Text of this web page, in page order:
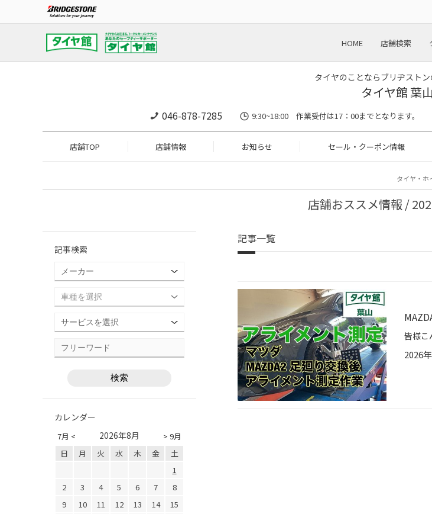
HOME 店舗検索
タイヤのことならブリヂスト
タイヤ館 葉山
046-878-7285 9:30~18:00 作業受付は17：00までとなります。
店舗TOP 店舗情報 お知らせ セール・クーポン情報
タイヤ・ホ
店舗おススメ情報 /
記事一覧
2026
記事検索
カレンダー
7月 < > 9月
2026年8月
日 月 火 水 木 金
土
1
2
3 4 5 6 7
8
9
10 11 12 13 14
15